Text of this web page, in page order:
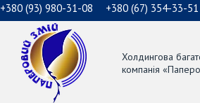
+380 (93) 980-31-08 +380 (67) 354-33-51
Холдингова
компанія